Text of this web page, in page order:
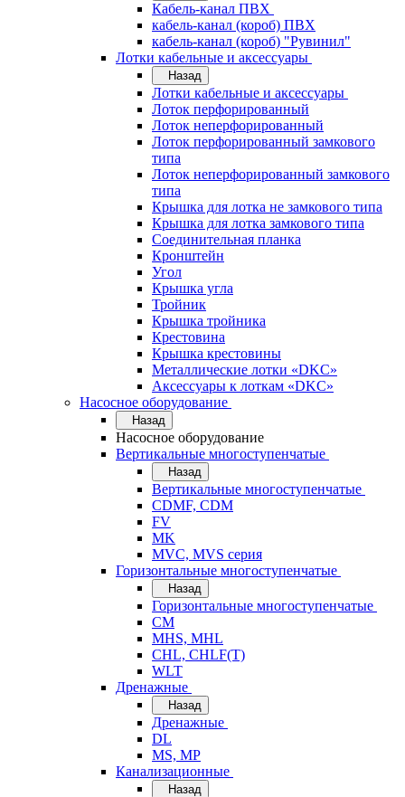
Кабель-канал ПВХ
кабель-канал (короб) ПВХ
кабель-канал (короб) "Рувинил"
Лотки кабельные и аксессуары
Назад
Лотки кабельные и аксессуары
Лоток перфорированный
Лоток неперфорированный
Лоток перфорированный замкового
типа
Лоток неперфорированный замкового
типа
Крышка для лотка не замкового типа
Крышка для лотка замкового типа
Соединительная планка
Кронштейн
Угол
Крышка угла
Тройник
Крышка тройника
Крестовина
Крышка крестовины
Металлические лотки «DKC»
Аксессуары к лоткам «DKC»
Насосное оборудование
Назад
Насосное оборудование
Вертикальные многоступенчатые
Назад
Вертикальные многоступенчатые
CDMF, CDM
FV
MK
MVC, MVS серия
Горизонтальные многоступенчатые
Назад
Горизонтальные многоступенчатые
CM
MHS, MHL
CHL, CHLF(T)
WLT
Дренажные
Назад
Дренажные
DL
MS, MP
Канализационные
Назад